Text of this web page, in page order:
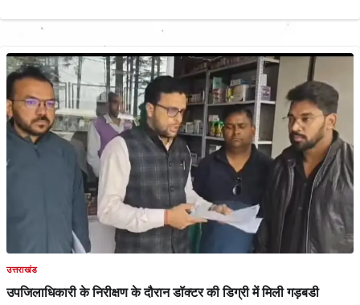
उत्तराखंड
उपजिलाधिकारी के निरीक्षण के दौरान डॉक्टर की डिग्री में मिली गड़बडी